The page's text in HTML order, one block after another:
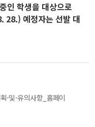
인 학생을 대상으로
28.) 예정자는 선발 대
-및-유의사항_홈페이